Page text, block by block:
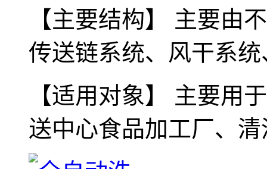
【主要结构】 主要由
传送链系统、风干系
【适用对象】 主要用
送中心食品加工厂、